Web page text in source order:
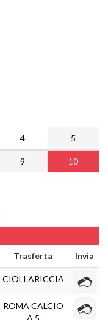
4 5
9
10
Trasferta Invia
CIOLI ARICCIA
ROMA CALCIO
A 5